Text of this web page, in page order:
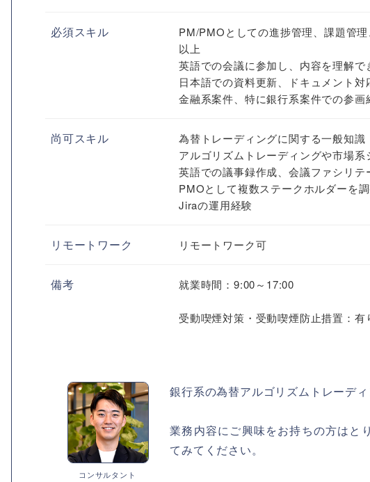
必須スキル
PM/PMOとしての進捗管理、課題管
以上
英語での会議に参加し、内容を理解で
日本語での資料更新、ドキュメント対
金融系案件、特に銀行系案件での参
尚可スキル
為替トレーディングに関する一般知識
アルゴリズムトレーディングや市場系
英語での議事録作成、会議ファシリテ
PMOとして複数ステークホルダーを
Jiraの運用経験
リモートワーク リモートワーク可
備考 就業時間：9:00～17:00
受動喫煙対策・受動喫煙防止措置：有
コンサルタント
銀行系の為替アルゴリズムトレーデ
業務内容にご興味をお持ちの方はと
てみてください。